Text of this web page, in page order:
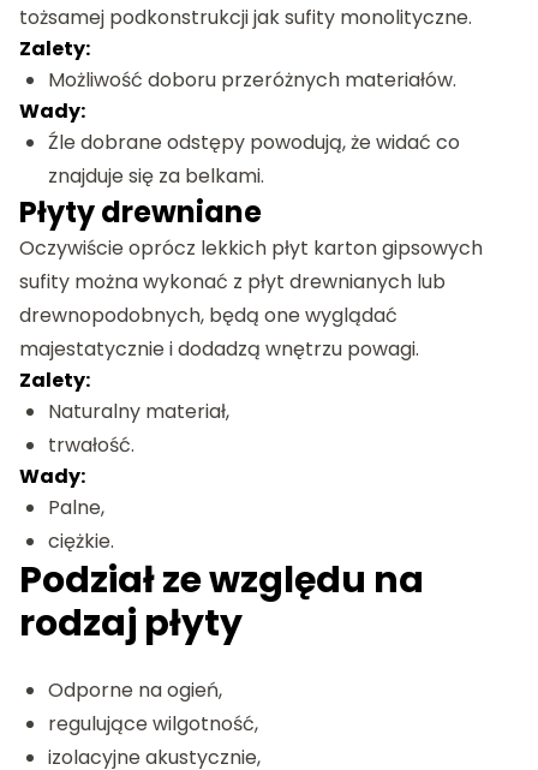
tożsamej podkonstrukcji jak sufity monolityczne.
Zalety:
Możliwość doboru przeróżnych materiałów.
Wady:
Źle dobrane odstępy powodują, że widać co
znajduje się za belkami.
Płyty drewniane
Oczywiście oprócz lekkich płyt karton gipsowych
sufity można wykonać z płyt drewnianych lub
drewnopodobnych, będą one wyglądać
majestatycznie i dodadzą wnętrzu powagi.
Zalety:
Naturalny materiał,
trwałość.
Wady:
Palne,
ciężkie.
Podział ze względu na
rodzaj płyty
Odporne na ogień,
regulujące wilgotność,
izolacyjne akustycznie,